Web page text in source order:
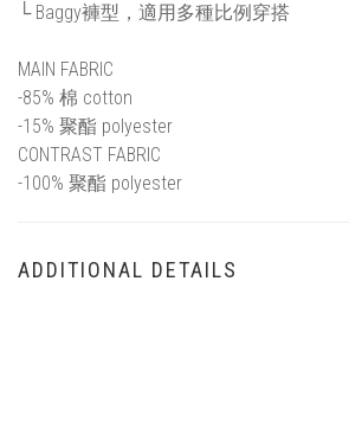
└ Baggy褲型，適用多種比例穿搭
MAIN FABRIC
-85% 棉 cotton
-15% 聚酯 polyester
CONTRAST FABRIC
-100% 聚酯 polyester
ADDITIONAL DETAILS